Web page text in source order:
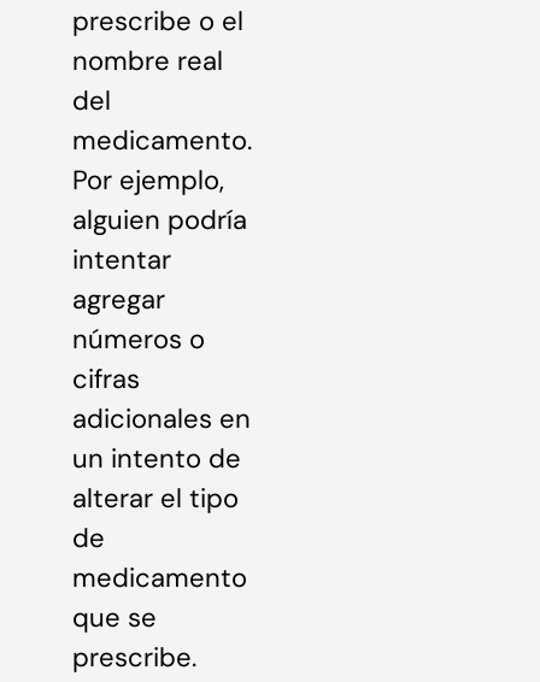
prescribe o el
nombre real
del
medicamento.
Por ejemplo,
alguien podría
intentar
agregar
números o
cifras
adicionales en
un intento de
alterar el tipo
de
medicamento
que se
prescribe.